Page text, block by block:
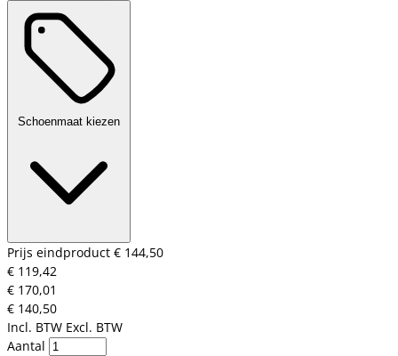
Schoenmaat kiezen
Prijs eindproduct € 144,50
€ 119,42
€ 170,01
€ 140,50
Incl. BTW Excl. BTW
Aantal